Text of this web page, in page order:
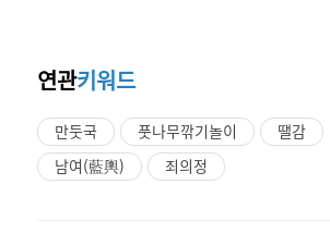
연관키워드
만둣국 풋나무깎기놀이
땔감
남여(藍輿)
죄의정